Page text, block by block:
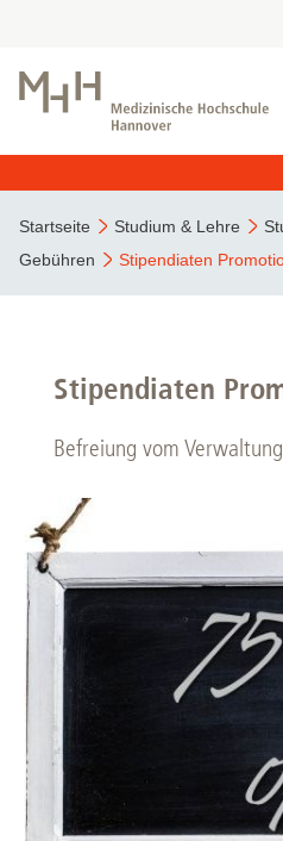
Startseite Studium & Lehre
Gebühren
Stipendiaten
Stipendiaten
Befreiung vom